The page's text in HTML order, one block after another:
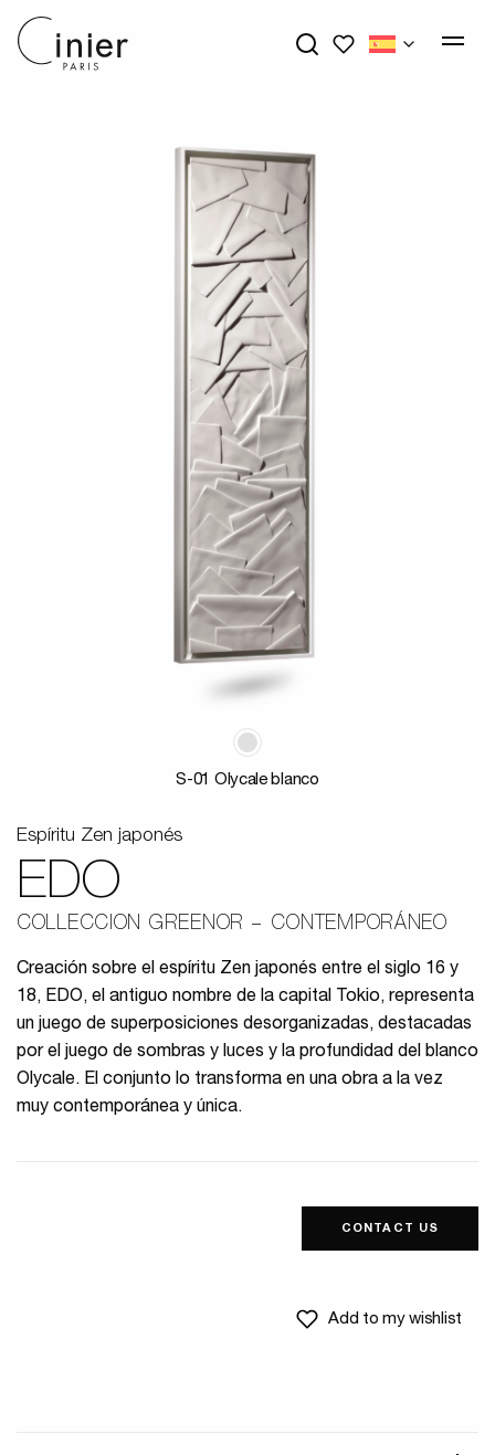
My wishlists
S-01 Olycale blanco
Espíritu Zen japonés
EDO
COLLECCION GREENOR CONTEMPORÁNEO
Creación sobre el espíritu Zen japonés entre el siglo 16 y
18, EDO, el antiguo nombre de la capital Tokio, representa
un juego de superposiciones desorganizadas, destacadas
por el juego de sombras y luces y la profundidad del blanco
Olycale. El conjunto lo transforma en una obra a la vez
muy contemporánea y única.
CONTACT US
Add to my wishlist